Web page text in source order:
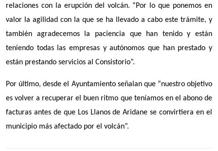
relaciones con la erupción del volcán. “Por lo que ponemos en
valor la agilidad con la que se ha llevado a cabo este trámite, y
también agradecemos la paciencia que han tenido y están
teniendo todas las empresas y autónomos que han prestado y
están prestando servicios al Consistorio”.
Por último, desde el Ayuntamiento señalan que “nuestro objetivo
es volver a recuperar el buen ritmo que teníamos en el abono de
facturas antes de que Los Llanos de Aridane se convirtiera en el
municipio más afectado por el volcán”.